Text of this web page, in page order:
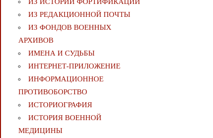
ИЗ РЕДАКЦИОННОЙ ПОЧТЫ
ИЗ ФОНДОВ ВОЕННЫХ
АРХИВОВ
ИМЕНА И СУДЬБЫ
ИНТЕРНЕТ-ПРИЛОЖЕНИЕ
ИНФОРМАЦИОННОЕ
ПРОТИВОБОРСТВО
ИСТОРИОГРАФИЯ
ИСТОРИЯ ВОЕННОЙ
МЕДИЦИНЫ